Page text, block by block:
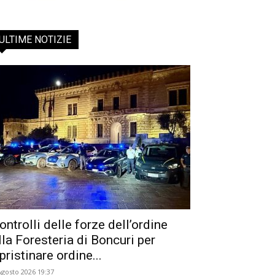
NOTIZIE
delle forze dell’ordine
Foresteria di Boncuri per
ordine...
2026 19:37